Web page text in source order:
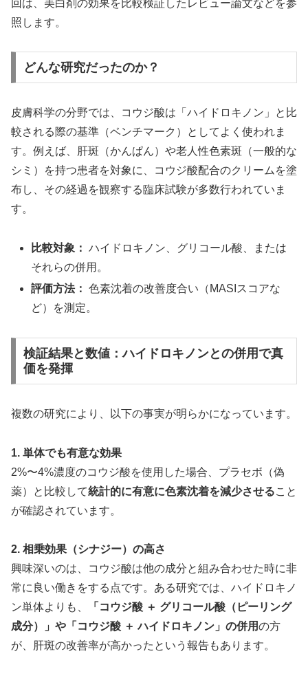
回は、美白剤の効果を比較検証したレビュー論文などを参
照します。
どんな研究だったのか？
皮膚科学の分野では、コウジ酸は「ハイドロキノン」と比
較される際の基準（ベンチマーク）としてよく使われま
す。例えば、肝斑（かんぱん）や老人性色素斑（一般的な
シミ）を持つ患者を対象に、コウジ酸配合のクリームを塗
布し、その経過を観察する臨床試験が多数行われていま
す。
比較対象： ハイドロキノン、グリコール酸、または
それらの併用。
評価方法： 色素沈着の改善度合い（MASIスコアな
ど）を測定。
検証結果と数値：ハイドロキノンとの併用で真
価を発揮
複数の研究により、以下の事実が明らかになっています。
1. 単体でも有意な効果
2%〜4%濃度のコウジ酸を使用した場合、プラセボ（偽
薬）と比較して統計的に有意に色素沈着を減少させること
が確認されています。
2. 相乗効果（シナジー）の高さ
興味深いのは、コウジ酸は他の成分と組み合わせた時に非
常に良い働きをする点です。ある研究では、ハイドロキノ
ン単体よりも、
「コウジ酸 ＋ グリコール酸（ピーリング
成分）」や「コウジ酸 ＋ ハイドロキノン」の併用の方
が、肝斑の改善率が高かったという報告もあります。